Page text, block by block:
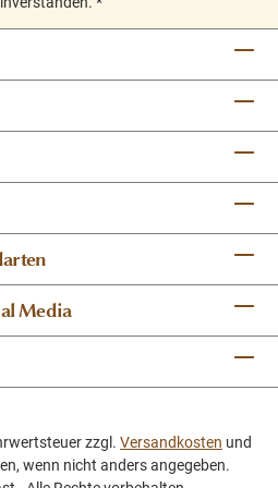
Media
zzgl. Versandkosten und
wenn nicht anders angegeben.